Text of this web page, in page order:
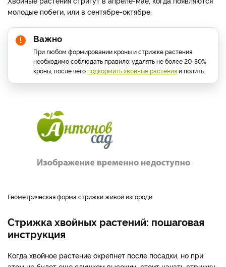
молодые побеги, или в сентябре-октябре.
Важно
При любом формировании кроны и стрижке растения
необходимо соблюдать правило: удалять не более 20-30%
кроны, после чегоподкормить хвойные растенияи полить.
Геометрическая форма стрижки живой изгороди
Стрижка хвойных растений: пошаговая
инструкция
Когда хвойное растение окрепнет после посадки, но при